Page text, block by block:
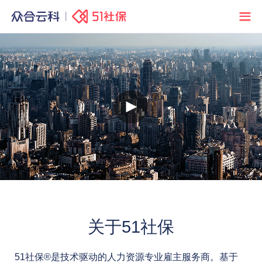
关于51社保
51社保®是技术驱动的人力资源专业雇主服务商。基于